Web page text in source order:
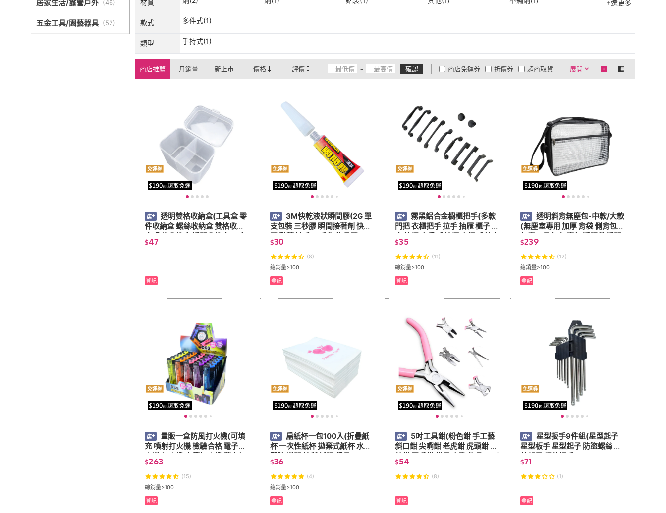
居家生活/露營戶外 (46)
五金工具/園藝器具 (52)
材質 選更多
款式 多件式(1)
類型 手持式(1)
商店推薦 月銷量 新上市 價格 評價 ~ 確認 展開
折價券
有影片
商品有量
超商取貨
商店免運券
0利率
免運券
透明雙格收納盒(工具盒 零
件收納盒 螺絲收納盒 雙格收納
盒 分格收納盒 透明收納盒 五金
零件分類)
$47
登記
免運券
3M快乾液狀瞬間膠(2G 單
支包裝 三秒膠 瞬間接著劑 快乾
膠 黏著劑 手工 手作 飾品膠)
$30
(8)
總銷量>100
登記
免運券
霧黑鋁合金櫥櫃把手(多款
門把 衣櫃把手 拉手 抽屜 櫃子 五
金 拉把 廚房 系統櫃 木櫃 系統家
具 廚具)
$35
(11)
總銷量>100
登記
免運券
透明斜背無塵包-中款/大款
(無塵室專用 加厚 背袋 側背包
無塵工具包 無塵包 透明袋 透明
包斜背包)
$239
(12)
總銷量>100
登記
免運券
量販一盒防風打火機(可填
充 噴射打火機 檢驗合格 電子打
火機 打火機 直衝打火機 隨身打
火機 燒香)
$263
(15)
總銷量>100
登記
免運券
扁紙杯一包100入(折疊紙
杯 一次性紙杯 拋棄式紙杯 水杯
醫院 機關 診所 試喝 餐具)
$36
(4)
總銷量>100
登記
免運券
5吋工具鉗(粉色鉗 手工藝
斜口鉗 尖嘴鉗 老虎鉗 虎頭鉗 鋼
絲鉗 圓嘴鉗 鉗子 串珠 飾品 DIY)
$54
(8)
登記
免運券
星型扳手9件組(星型起子
星型板手 星型起子 防盜螺絲 螺
絲起子 螺絲扳手)
$71
(1)
登記